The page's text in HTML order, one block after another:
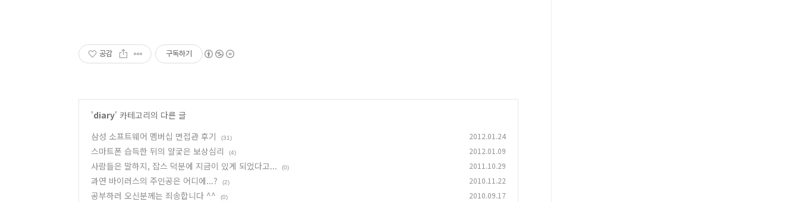
공감 구독하기
'diary' 카테고리의 다른 글
삼성 소프트웨어 멤버십 면접관 후기
(31) 2012.01.24
스마트폰 습득한 뒤의 얄궃은 보상심리 (4) 2012.01.09
사람들은 말하지, 잡스 덕분에 지금이 있게 되었다고... (0) 2011.10.29
과연 바이러스의 주인공은 어디에...? (2) 2010.11.22
공부하러 오신분께는 죄송합니다 ^^ (0) 2010.09.17